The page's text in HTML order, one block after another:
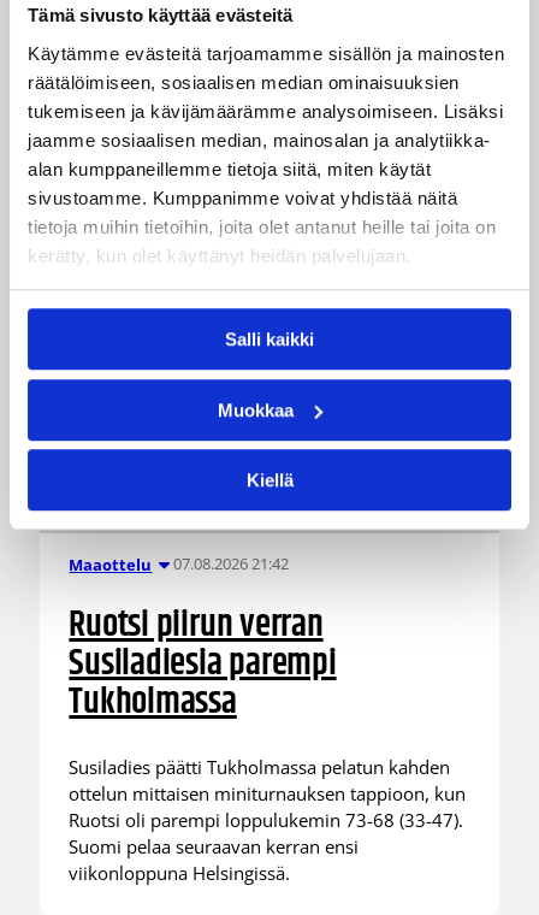
Tämä sivusto käyttää evästeitä
Käytämme evästeitä tarjoamamme sisällön ja mainosten
räätälöimiseen, sosiaalisen median ominaisuuksien
tukemiseen ja kävijämäärämme analysoimiseen. Lisäksi
jaamme sosiaalisen median, mainosalan ja analytiikka-
alan kumppaneillemme tietoja siitä, miten käytät
sivustoamme. Kumppanimme voivat yhdistää näitä
tietoja muihin tietoihin, joita olet antanut heille tai joita on
kerätty, kun olet käyttänyt heidän palvelujaan.
Salli kaikki
Muokkaa
Kiellä
Suomen 16-vuotiaat pojat ottivat vakuuttavan
85–45-voiton Luxemburgista B-divisioonan EM-
kilpailuissa johtamalla ottelua alusta loppuun.
Suomi kohtaa huomenna Ruotsin klo 19.30
Suomen aikaa.
Maaottelu 07.08.2026 21:42
Ruotsi piirun verran
Susiladiesia parempi
Tukholmassa
Susiladies päätti Tukholmassa pelatun kahden
ottelun mittaisen miniturnauksen tappioon, kun
Ruotsi oli parempi loppulukemin 73-68 (33-47).
Suomi pelaa seuraavan kerran ensi
viikonloppuna Helsingissä.